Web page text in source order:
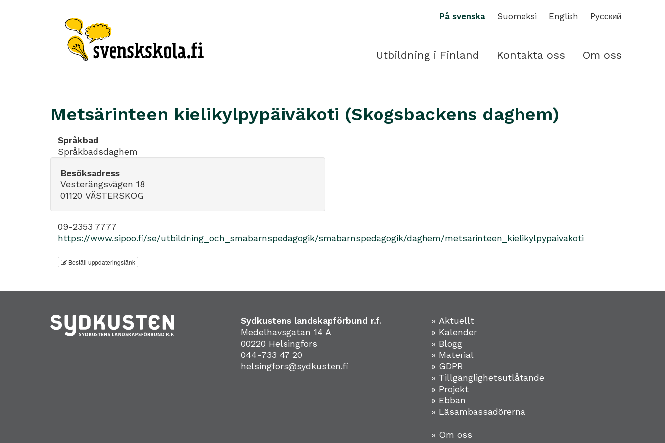
På svenska Suomeksi English Pусский
Utbildning i Finland Kontakta oss Om oss
Metsärinteen kielikylpypäiväkoti (Skogsbackens daghem)
Språkbad
Språkbadsdaghem
Besöksadress
Vesterängsvägen 18
01120 VÄSTERSKOG
09-2353 7777
https://www.sipoo.fi/se/utbildning_och_smabarnspedagogik/smabarnspedagogik/daghem/metsarinteen_kielikylpypaivakoti
Beställ uppdateringslänk
Sydkustens landskapförbund r.f.
Medelhavsgatan 14 A
00220 Helsingfors
044-733 47 20
helsingfors@sydkusten.fi
» Aktuellt
» Kalender
» Blogg
» Material
» GDPR
» Tillgänglighetsutlåtande
» Projekt
» Ebban
» Läsambassadörerna
» Om oss